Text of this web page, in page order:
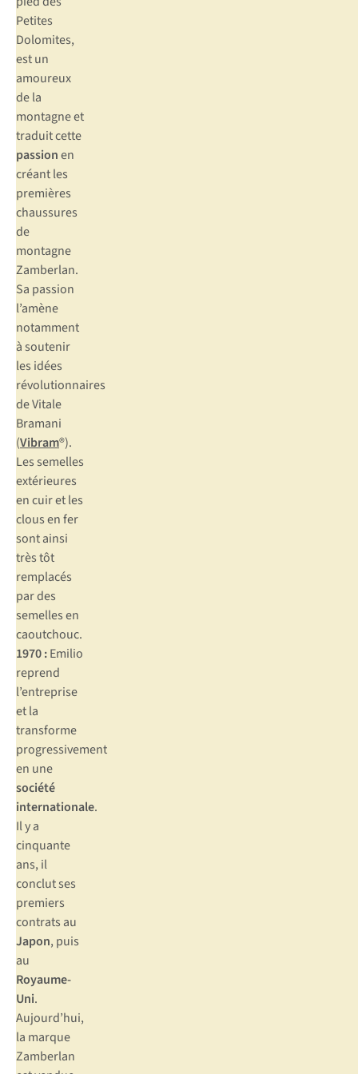
Petites
Dolomites,
est un
amoureux
de la
montagne et
traduit cette
passionen
créant les
premières
chaussures
de
montagne
Zamberlan.
Sa passion
l’amène
notamment
à soutenir
les idées
révolutionnaires
de Vitale
Bramani
(Vibram®).
Les semelles
extérieures
en cuir et les
clous en fer
sont ainsi
très tôt
remplacés
par des
semelles en
caoutchouc.
1970 :Emilio
reprend
l’entreprise
et la
transforme
progressivement
en une
société
internationale.
Il y a
cinquante
ans, il
conclut ses
premiers
contrats au
Japon, puis
au
Royaume-
Uni.
Aujourd’hui,
la marque
Zamberlan